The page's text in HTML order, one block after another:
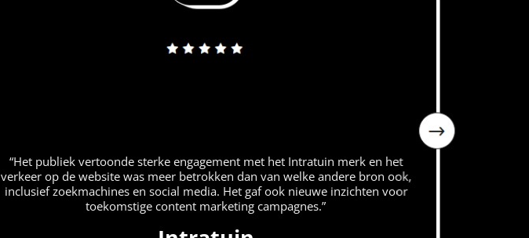
“Het publiek vertoonde sterke engagement met het Intratuin merk en het
verkeer op de website was meer betrokken dan van welke andere bron ook,
inclusief zoekmachines en social media. Het gaf ook nieuwe inzichten voor
toekomstige content marketing campagnes.”